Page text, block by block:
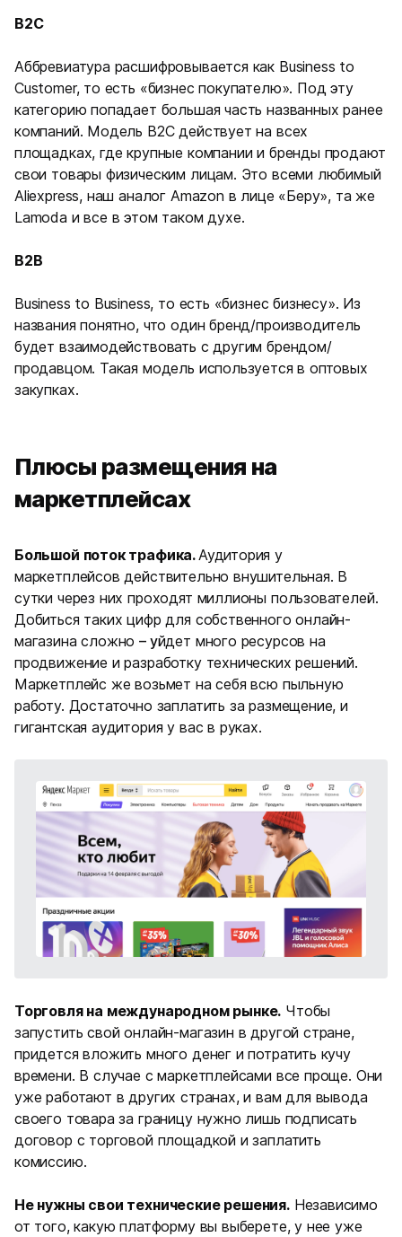
B2C
Аббревиатура расшифровывается как Business to
Customer, то есть «бизнес покупателю». Под эту
категорию попадает большая часть названных ранее
компаний. Модель B2C действует на всех
площадках, где крупные компании и бренды продают
свои товары физическим лицам. Это всеми любимый
Aliexpress, наш аналог Amazon в лице «Беру», та же
Lamoda и все в этом таком духе.
B2B
Business to Business, то есть «бизнес бизнесу». Из
названия понятно, что один бренд/производитель
будет взаимодействовать с другим брендом/
продавцом. Такая модель используется в оптовых
закупках.
Плюсы размещения на
маркетплейсах
Большой поток трафика. Аудитория у
маркетплейсов действительно внушительная. В
сутки через них проходят миллионы пользователей.
Добиться таких цифр для собственного онлайн-
магазина сложно– уйдет много ресурсов на
продвижение и разработку технических решений.
Маркетплейс же возьмет на себя всю пыльную
работу. Достаточно заплатить за размещение, и
гигантская аудитория у вас в руках.
Торговля на международном рынке. Чтобы
запустить свой онлайн-магазин в другой стране,
придется вложить много денег и потратить кучу
времени. В случае с маркетплейсами все проще. Они
уже работают в других странах, и вам для вывода
своего товара за границу нужно лишь подписать
договор с торговой площадкой и заплатить
комиссию.
Не нужны свои технические решения.Независимо
от того, какую платформу вы выберете, у нее уже